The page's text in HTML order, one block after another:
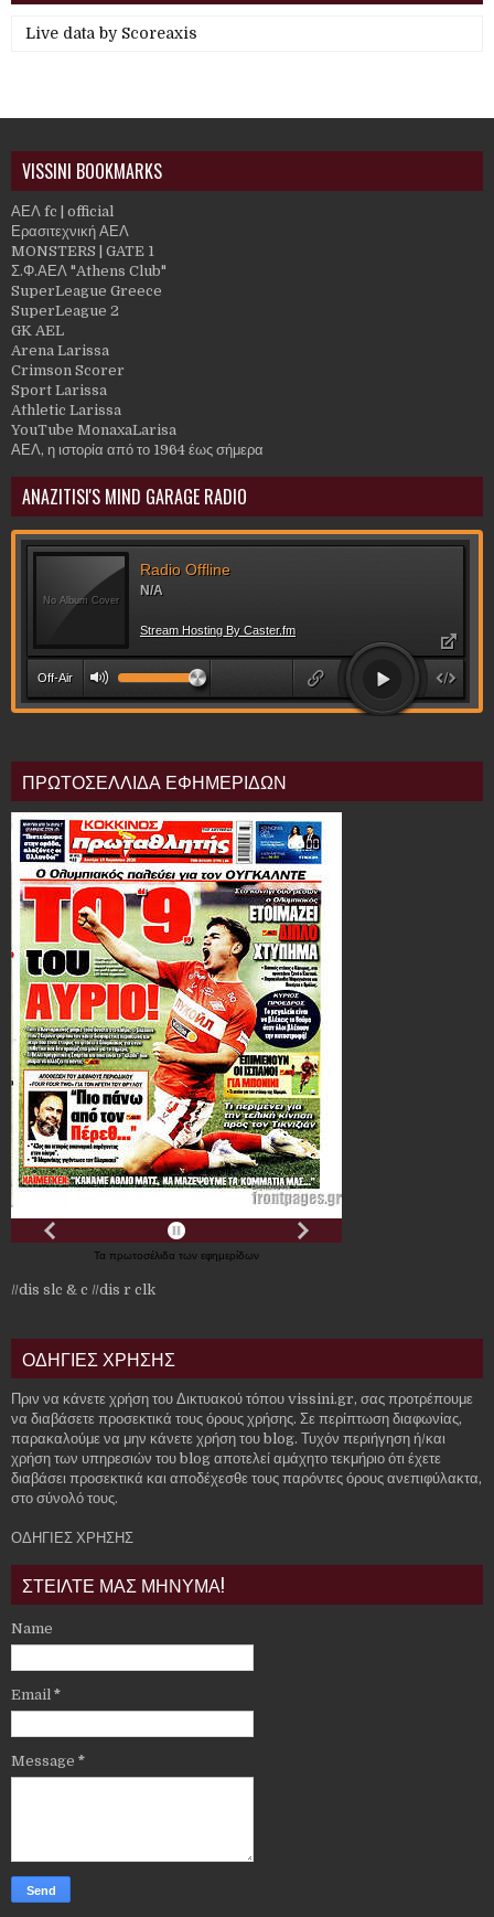
Live data by Scoreaxis
VISSINI BOOKMARKS
ΑΕΛ fc | official
Ερασιτεχνική ΑΕΛ
MONSTERS | GATE 1
Σ.Φ.ΑΕΛ "Athens Club"
SuperLeague Greece
SuperLeague 2
GK AEL
Arena Larissa
Crimson Scorer
Sport Larissa
Athletic Larissa
YouTube MonaxaLarisa
ΑΕΛ, η ιστορία από το 1964 έως σήμερα
ANAZITISI'S MIND GARAGE RADIO
ΠΡΩΤΟΣΕΛΛΙΔΑ ΕΦΗΜΕΡΙΔΩΝ
Τα πρωτοσέλιδα των εφημερίδων
//dis slc & c //dis r clk
ΟΔΗΓΙΕΣ ΧΡΗΣΗΣ
Πριν να κάνετε χρήση του Δικτυακού τόπου vissini.gr, σας προτρέπουμε
να διαβάσετε προσεκτικά τους όρους χρήσης. Σε περίπτωση διαφωνίας,
παρακαλούμε να μην κάνετε χρήση του blog. Τυχόν περιήγηση ή/και
χρήση των υπηρεσιών του blog αποτελεί αμάχητο τεκμήριο ότι έχετε
διαβάσει προσεκτικά και αποδέχεσθε τους παρόντες όρους ανεπιφύλακτα,
στο σύνολό τους.
ΟΔΗΓΙΕΣ ΧΡΗΣΗΣ
ΣΤΕΙΛΤΕ ΜΑΣ ΜΗΝΥΜΑ!
Name
Email *
Message *